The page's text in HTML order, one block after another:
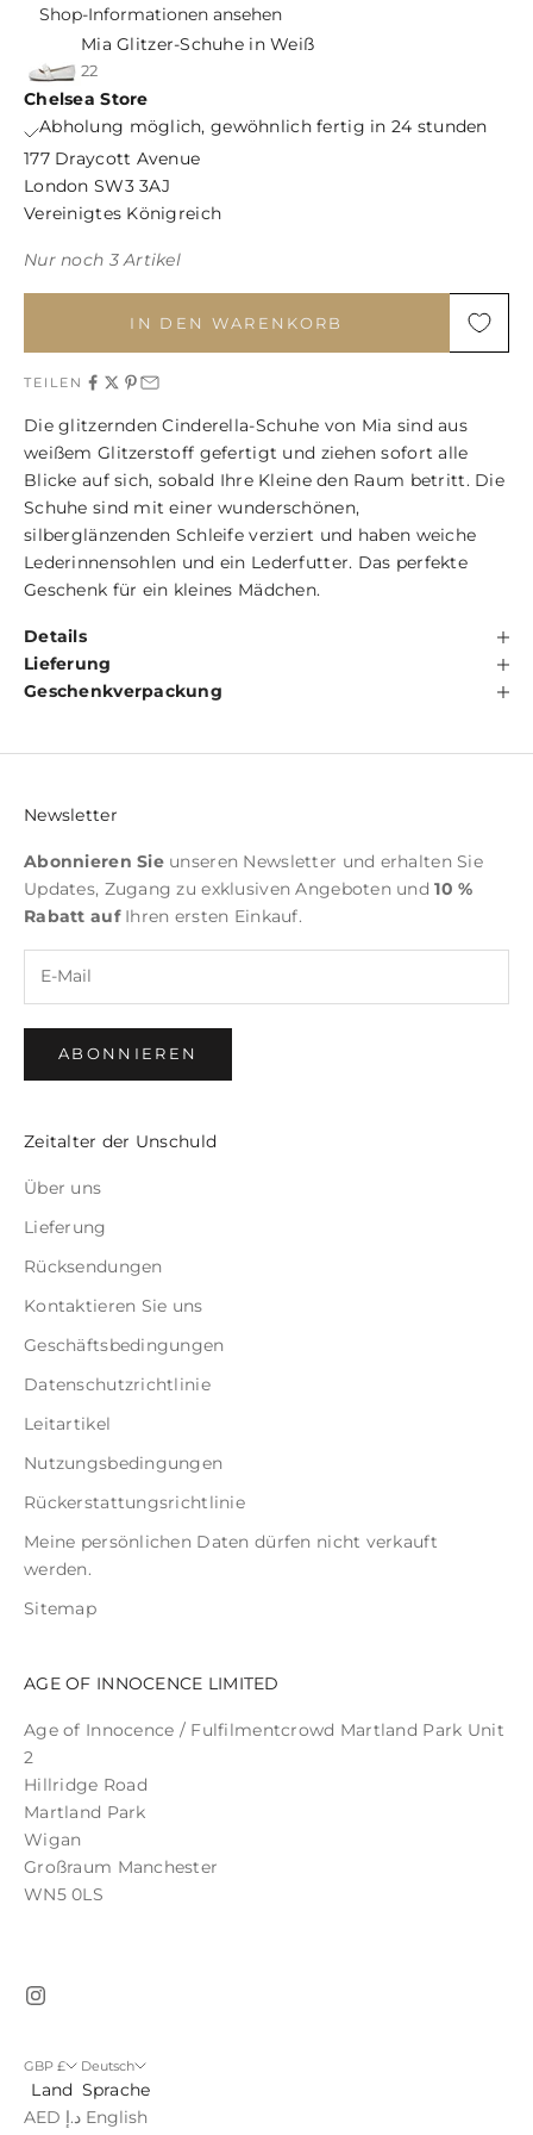
Shop-Informationen ansehen
Mia Glitzer-Schuhe in Weiß
22
Chelsea Store
Abholung möglich, gewöhnlich fertig in 24 stunden
177 Draycott Avenue
London SW3 3AJ
Vereinigtes Königreich
Nur noch 3 Artikel
IN DEN WARENKORB
TEILEN
Die glitzernden Cinderella-Schuhe von Mia sind aus
weißem Glitzerstoff gefertigt und ziehen sofort alle
Blicke auf sich, sobald Ihre Kleine den Raum betritt. Die
Schuhe sind mit einer wunderschönen,
silberglänzenden Schleife verziert und haben weiche
Lederinnensohlen und ein Lederfutter. Das perfekte
Geschenk für ein kleines Mädchen.
Details
Lieferung
Geschenkverpackung
Newsletter
Abonnieren Sieunseren Newsletter und erhalten Sie
Updates, Zugang zu exklusiven Angeboten und10 %
Rabatt aufIhren ersten Einkauf.
ABONNIEREN
Zeitalter der Unschuld
Über uns
Lieferung
Rücksendungen
Kontaktieren Sie uns
Geschäftsbedingungen
Datenschutzrichtlinie
Leitartikel
Nutzungsbedingungen
Rückerstattungsrichtlinie
Meine persönlichen Daten dürfen nicht verkauft
werden.
Sitemap
AGE OF INNOCENCE LIMITED
Age of Innocence / Fulfilmentcrowd Martland Park Unit
2
Hillridge Road
Martland Park
Wigan
Großraum Manchester
WN5 0LS
GBP £
Land
AED د.إ
Deutsch
Sprache
English